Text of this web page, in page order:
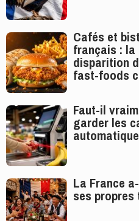
Cafés et
français : la
disparition
fast-foods
Faut-il
garder les
La France
ses